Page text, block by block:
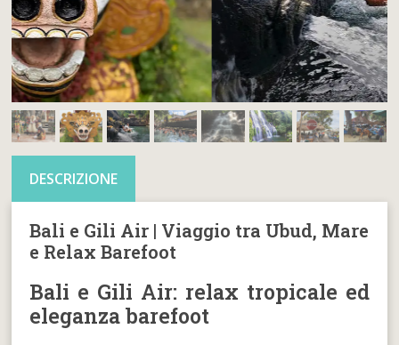
DESCRIZIONE
Bali e Gili Air | Viaggio tra Ubud, Mare
e Relax Barefoot
Bali e Gili Air: relax tropicale ed
eleganza barefoot